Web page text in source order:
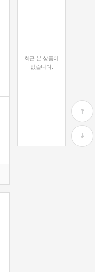
최근 본 상품이
없습니다.